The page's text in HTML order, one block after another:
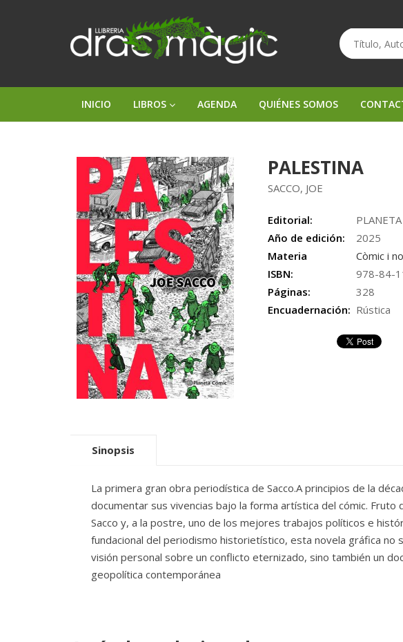
INICIO LIBROS AGENDA QUIÉNES SOMOS
PALESTINA
SACCO, JOE
Editorial:
Año de edición:
2025
Materia
Còmic i
ISBN:
978-84-
Páginas:
328
Encuadernación: Rústica
Sinopsis
La primera gran obra periodística de Sacco.A principios de la
documentar sus vivencias bajo la forma artística del cómic.
Sacco y, a la postre, uno de los mejores trabajos políticos e
fundacional del periodismo historietístico, esta novela gráfica no
visión personal sobre un conflicto eternizado, sino también un
geopolítica contemporánea